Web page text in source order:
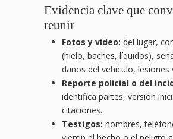
Evidencia clave que
reunir
Fotos y video: del lugar,
(hielo, baches, líquidos),
daños del vehículo, lesiones
Reporte policial o del
identifica partes, versión
citaciones.
Testigos: nombres,